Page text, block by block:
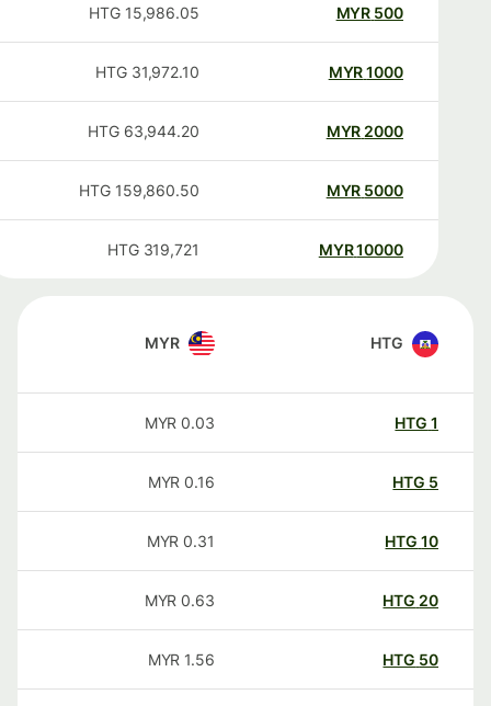
500
MYR
15,986.05
HTG
1000
MYR
31,972.10
HTG
2000
MYR
63,944.20
HTG
5000
MYR
159,860.50
HTG
10000
MYR
319,721
HTG
HTG
MYR
HTG
0.03
MYR
HTG
0.16
MYR
HTG
0.31
MYR
20
HTG
0.63
MYR
50
HTG
1.56
MYR